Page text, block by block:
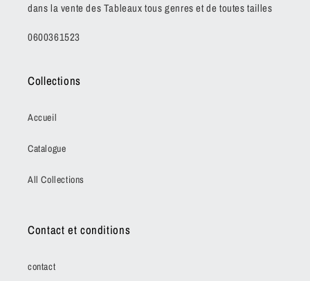
dans la vente des Tableaux tous genres et de toutes tailles
0600361523
Collections
Accueil
Catalogue
All Collections
Contact et conditions
contact